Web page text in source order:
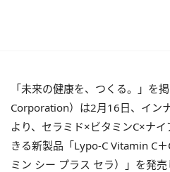
「未来の健康を、つくる。」を
Corporation）は2月16日、イン
より、セラミド×ビタミンC×ナ
きる新製品「Lypo-C Vitamin C
ミン シー プラス セラ）」を発売